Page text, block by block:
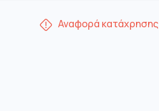
Αναφορά κατάχρησης